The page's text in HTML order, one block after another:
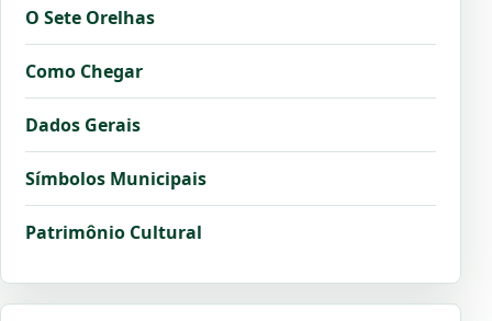
O Sete Orelhas
Como Chegar
Dados Gerais
Símbolos Municipais
Patrimônio Cultural